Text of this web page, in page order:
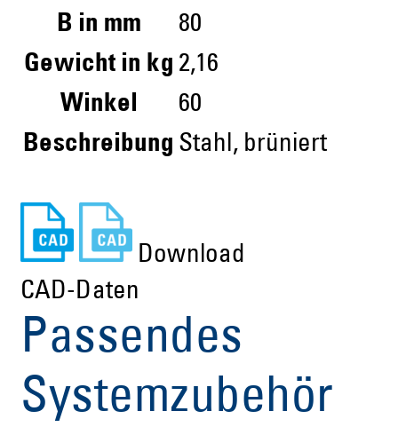
B in mm
80
Gewicht in kg 2,16
Winkel
60
Beschreibung Stahl, brüniert
Download
CAD-Daten
Passendes
Systemzubehör